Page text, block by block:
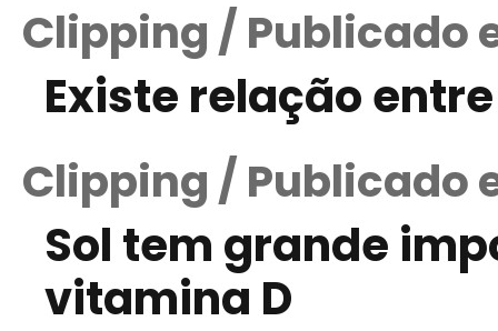
Clipping / Publicado
Existe relação
Clipping / Publicado
Sol tem grande
vitamina D